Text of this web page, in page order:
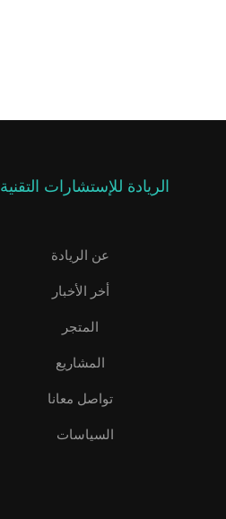
الريادة للإستشارات التقنية
عن الريادة
أخر الأخبار
المتجر
المشاريع
تواصل معانا
السياسات